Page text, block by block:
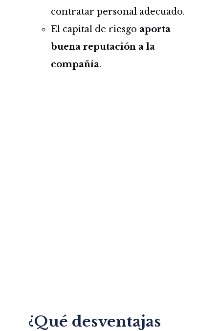
contratar personal adecuado.
El capital de riesgo aporta
buena reputación a la
compañía.
¿Qué desventajas